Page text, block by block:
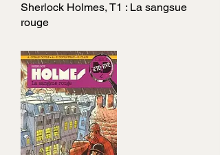
Sherlock Holmes, T1 : La sangsue
rouge